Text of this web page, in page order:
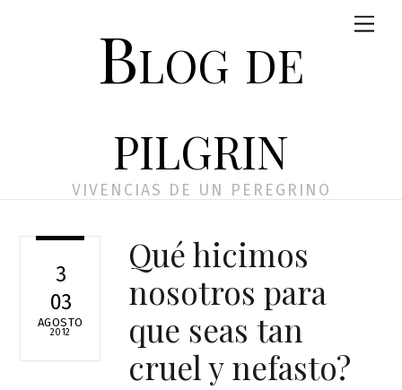
Blog de
pilgrin
VIVENCIAS DE UN PEREGRINO
3
03
AGOSTO
2012
Qué hicimos
nosotros para
que seas tan
cruel y nefasto?